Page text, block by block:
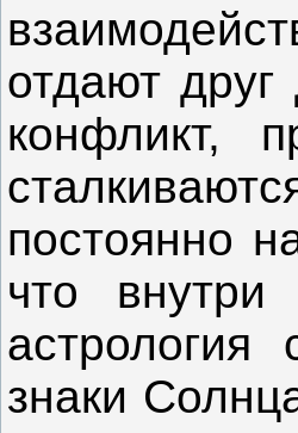
отдают
конфликт,
постоянно
что
знаки